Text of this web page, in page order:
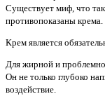
Существует миф, что
противопоказаны
Крем является
Для жирной и
Он не только глубоко
воздействие.